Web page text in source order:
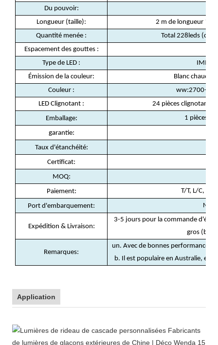
Du pouvoir:
Longueur (taille):
2 m de longueur * 3
Quantité menée :
Total 228leds
Espacement des gouttes :
Type de LED :
Émission de la couleur:
Blanc chaud,
Couleur :
ww:2700-
LED Clignotant :
24 pièces
Emballage: 1 pièces/
garantie:
Taux d'étanchéité:
Certificat:
MOQ:
Paiement: T/T, L/C,
Port d'embarquement:
Expédition & Livraison:
3-5 jours pour la commande
gros
Remarques:
un. Avec de bonnes performances
b. Il est populaire en Australie, en
Application